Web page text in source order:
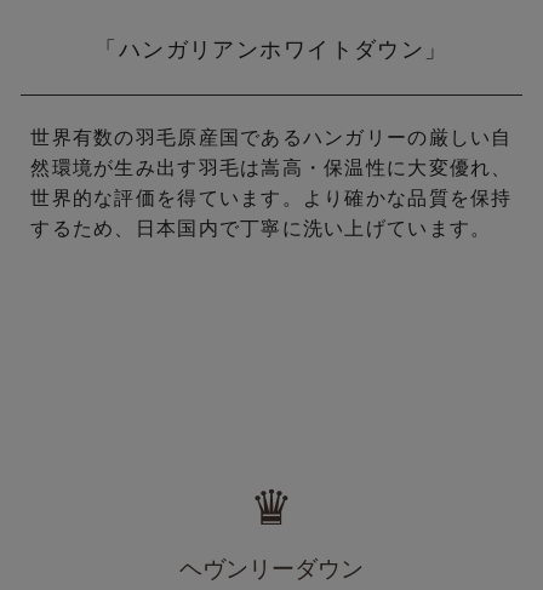
「ハンガリアンホワイトダウン」
世界有数の羽毛原産国であるハンガリーの厳しい自
然環境が生み出す羽毛は嵩高・保温性に大変優れ、
世界的な評価を得ています。
より確かな品質を保持
するため、日本国内で丁寧に洗い上げています。
♛
ヘヴンリーダウン